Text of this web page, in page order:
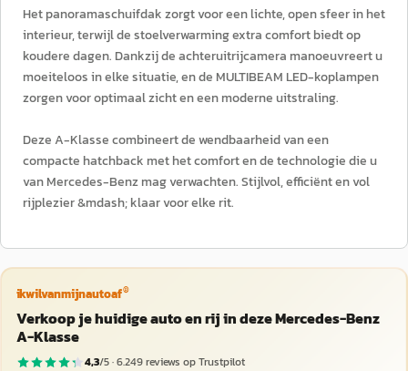
Het panoramaschuifdak zorgt voor een lichte, open sfeer in het
interieur, terwijl de stoelverwarming extra comfort biedt op
koudere dagen. Dankzij de achteruitrijcamera manoeuvreert u
moeiteloos in elke situatie, en de MULTIBEAM LED-koplampen
zorgen voor optimaal zicht en een moderne uitstraling.
Deze A-Klasse combineert de wendbaarheid van een
compacte hatchback met het comfort en de technologie die u
van Mercedes-Benz mag verwachten. Stijlvol, efficiënt en vol
rijplezier &mdash; klaar voor elke rit.
ikwilvanmijnautoaf®
Verkoop je huidige auto en rij in deze Mercedes-Benz
A-Klasse
4,3/5 ·6.249reviews op Trustpilot